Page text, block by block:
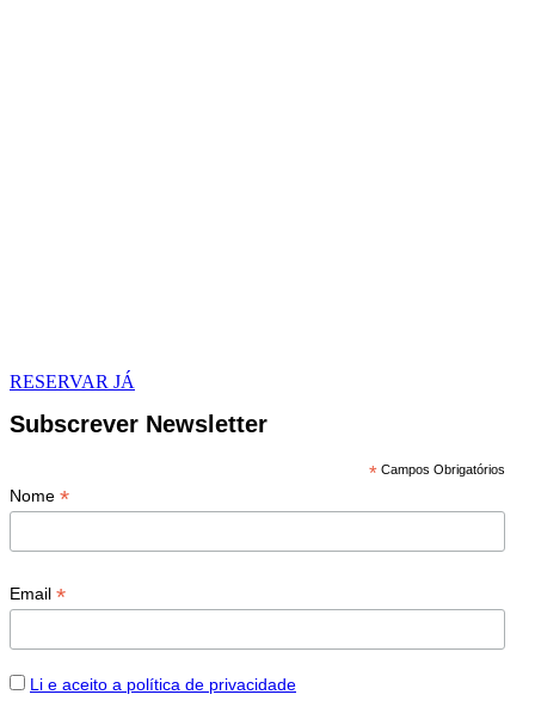
RESERVAR JÁ
Subscrever Newsletter
*Campos Obrigatórios
Nome *
Email *
Li e aceito a política de privacidade